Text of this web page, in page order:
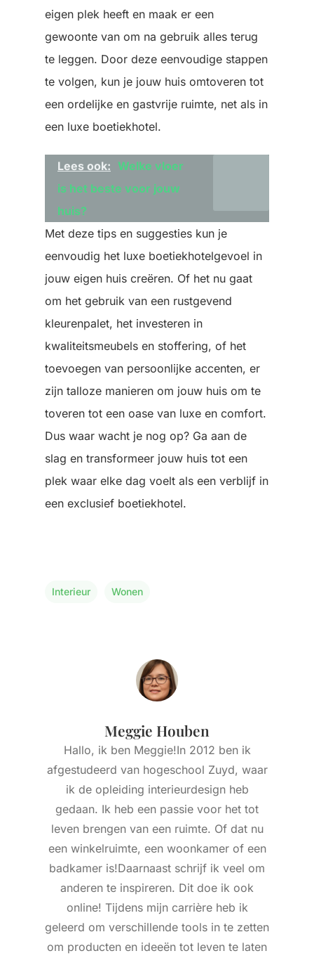
eigen plek heeft en maak er een
gewoonte van om na gebruik alles terug
te leggen. Door deze eenvoudige stappen
te volgen, kun je jouw huis omtoveren tot
een ordelijke en gastvrije ruimte, net als in
een luxe boetiekhotel.
Lees ook: Welke vloer
is het beste voor jouw
huis?
Met deze tips en suggesties kun je
eenvoudig het luxe boetiekhotelgevoel in
jouw eigen huis creëren. Of het nu gaat
om het gebruik van een rustgevend
kleurenpalet, het investeren in
kwaliteitsmeubels en stoffering, of het
toevoegen van persoonlijke accenten, er
zijn talloze manieren om jouw huis om te
toveren tot een oase van luxe en comfort.
Dus waar wacht je nog op? Ga aan de
slag en transformeer jouw huis tot een
plek waar elke dag voelt als een verblijf in
een exclusief boetiekhotel.
Interieur Wonen
Meggie Houben
Hallo, ik ben Meggie!In 2012 ben ik
afgestudeerd van hogeschool Zuyd, waar
ik de opleiding interieurdesign heb
gedaan. Ik heb een passie voor het tot
leven brengen van een ruimte. Of dat nu
een winkelruimte, een woonkamer of een
badkamer is!Daarnaast schrijf ik veel om
anderen te inspireren. Dit doe ik ook
online! Tijdens mijn carrière heb ik
geleerd om verschillende tools in te zetten
om producten en ideeën tot leven te laten